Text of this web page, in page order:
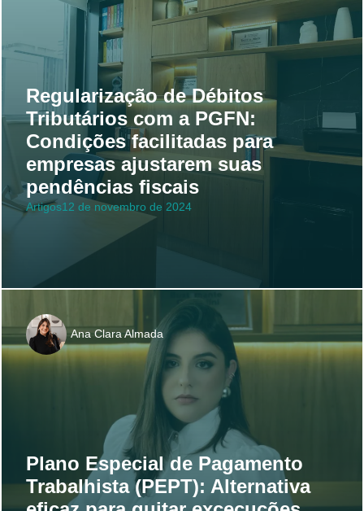
Regularização de Débitos
Tributários com a PGFN:
Condições facilitadas para
empresas ajustarem suas
pendências fiscais
Artigos12 de novembro de 2024
Ana Clara Almada
Plano Especial de Pagamento
Trabalhista (PEPT): Alternativa